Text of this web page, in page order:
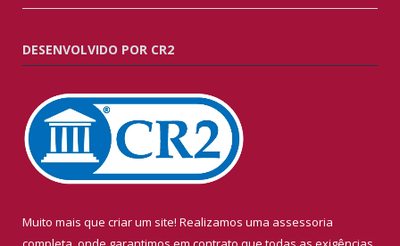
DESENVOLVIDO POR CR2
Muito mais que criar um site! Realizamos uma assessoria